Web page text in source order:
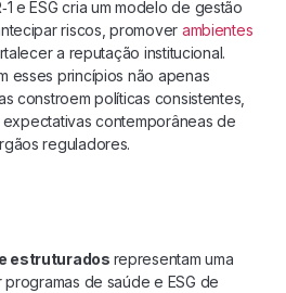
e ESG cria um modelo de gestão
riscos, promover ambientes
a reputação institucional.
esses princípios não apenas
constroem políticas consistentes,
contemporâneas de
reguladores.
estruturados representam uma
de saúde e ESG de